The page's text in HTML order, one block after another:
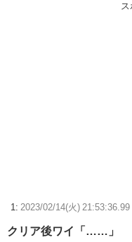
【鋼の錬金術師】好きなアニ
Powered by livedoor 相互
1: 2023/02/14(火)
クリア後ワイ「……」